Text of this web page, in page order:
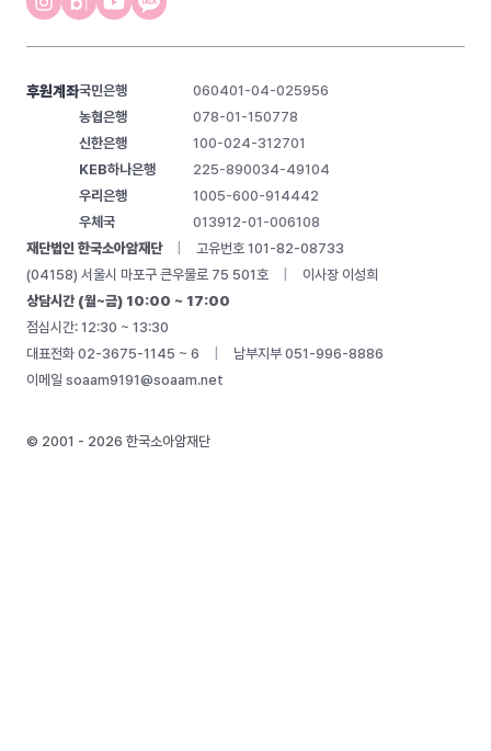
재단법인 한국소아암재단
고유번호 101-82-08733
(04158) 서울시 마포구 큰우물로 75 501호
이사장 이성희
상담시간 (월~금) 10:00 ~ 17:00
점심시간: 12:30 ~ 13:30
대표전화 02-3675-1145 ~ 6
남부지부 051-996-8886
이메일 soaam9191@soaam.net
© 2001 - 2026 한국소아암재단
후원계좌국민은행
060401-04-025956
농협은행
078-01-150778
신한은행
100-024-312701
KEB하나은행
225-890034-49104
우리은행
1005-600-914442
우체국
013912-01-006108